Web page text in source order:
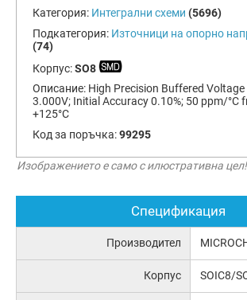
Категория: Интегрални схеми (5696)
Подкатегория: Източници на опорно
(74)
Корпус:SO8
Описание: High Precision Buffered Voltage
3.000V; Initial Accuracy 0.10%; 50 ppm/°C
+125°C
Код за поръчка:99295
Изображението е само с илюстративна цел!
Спецификация
Производител
Корпус SOIC8/